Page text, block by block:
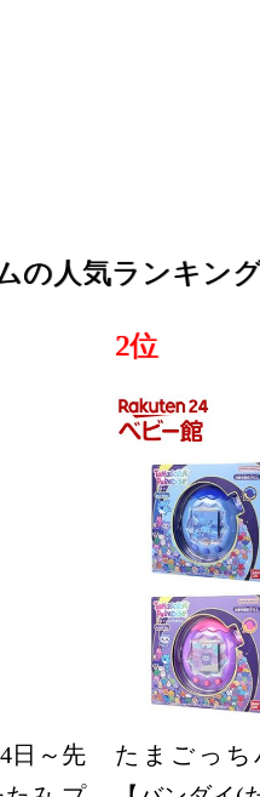
2025/12/03
グ：17位
2025/12/02
グ：5位
2025/12/01
おもちゃ
グ：19位
の人気ランキン
日～先
2位
たまごっ